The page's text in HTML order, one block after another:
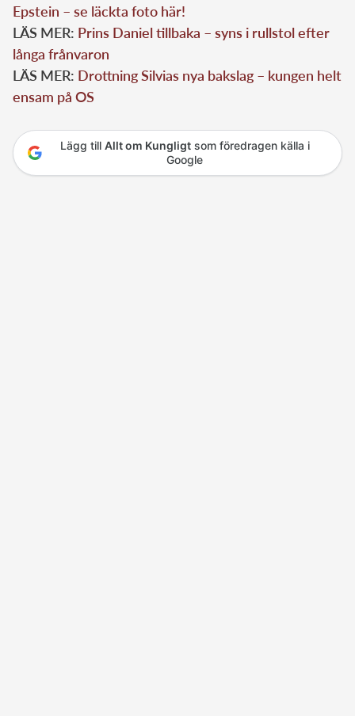
Epstein – se läckta foto här!
LÄS MER: Prins Daniel tillbaka – syns i rullstol efter
långa frånvaron
LÄS MER: Drottning Silvias nya bakslag – kungen helt
ensam på OS
Lägg till Allt om Kungligtsom föredragen källa i
Google